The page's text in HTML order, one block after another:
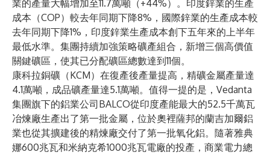
業的產量大幅增加至11.7萬噸（+44%）。印度鋅業的生產
成本（COP）較去年同期下降8%，國際鋅業的生產成本較
去年同期下降1%，印度鋅業生產成本創下五年來的上半年
最低水準。集團持續加強策略礦產組合，新增三個高價值
關鍵礦區，使其已分配礦區總數達到11個。
康科拉銅礦（KCM）在復產後產量提高，精礦金屬產量達
4.1萬噸，成品礦產量達5.1萬噸。值得一提的是，Vedanta
集團旗下的鋁業公司BALCO從印度產能最大的52.5千萬瓦
冶煉廠生產出了第一批金屬，位於奧裡薩邦的蘭吉加爾鋁
業也從其擴建後的精煉廠交付了第一批氧化鋁。隨著雅典
娜600兆瓦和米納克希1000兆瓦電廠的投產，商業電力總